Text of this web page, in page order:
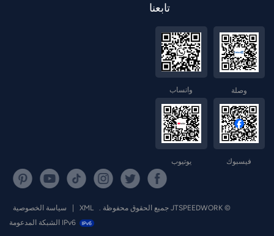
تابعنا
واتساب وصلة
يوتيوب فيسبوك
© JTSPEEDWORK جميع الحقوق محفوظة . XML
سياسة الخصوصية
IPv6 الشبكة المدعومة